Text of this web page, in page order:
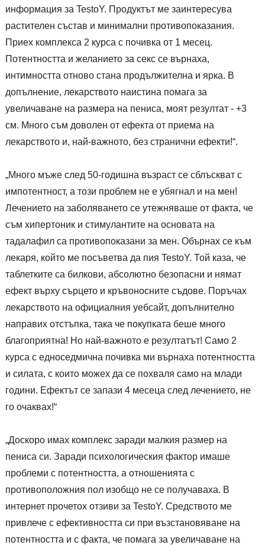
информация за TestoY. Продуктът ме заинтересува
растителен състав и минимални противопоказания.
Приех комплекса 2 курса с почивка от 1 месец.
Потентността и желанието за секс се върнаха,
интимността отново стана продължителна и ярка. В
допълнение, лекарството наистина помага за
увеличаване на размера на пениса, моят резултат - +3
см. Много съм доволен от ефекта от приема на
лекарството и, най-важното, без странични ефекти!“.
„Много мъже след 50-годишна възраст се сблъскват с
импотентност, а този проблем не е убягнал и на мен!
Лечението на заболяването се утежняваше от факта, че
съм хипертоник и стимулантите на основата на
тадалафил са противопоказани за мен. Обърнах се към
лекаря, който ме посъветва да пия TestoY. Той каза, че
таблетките са билкови, абсолютно безопасни и нямат
ефект върху сърцето и кръвоносните съдове. Поръчах
лекарството на официалния уебсайт, допълнително
направих отстъпка, така че покупката беше много
благоприятна! Но най-важното е резултатът! Само 2
курса с едноседмична почивка ми върнаха потентността
и силата, с които можех да се похваля само на млади
години. Ефектът се запази 4 месеца след лечението, не
го очаквах!“
„Доскоро имах комплекс заради малкия размер на
пениса си. Заради психологическия фактор имаше
проблеми с потентността, а отношенията с
противоположния пол изобщо не се получаваха. В
интернет прочетох отзиви за TestoY. Средството ме
привлече с ефективността си при възстановяване на
потентността и с факта, че помага за увеличаване на